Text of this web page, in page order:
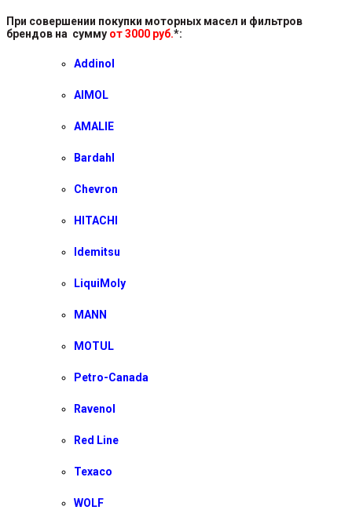
При совершении покупки моторных масел и фильтров
брендов на сумму от 3000 руб.*:
Addinol
AIMOL
AMALIE
Bardahl
Chevron
HITACHI
Idemitsu
LiquiMoly
MANN
MOTUL
Petro-Canada
Ravenol
Red Line
Texaco
WOLF